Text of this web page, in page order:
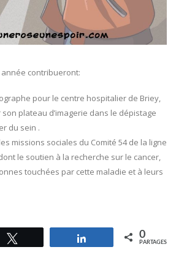
contribueront:
pour le centre hospitalier de Briey,
plateau d’imagerie dans le dépistage
du sein .
missions sociales du Comité 54 de la ligne
le soutien à la recherche sur le cancer,
touchées par cette maladie et à leurs
Partagez 0
PARTAGES